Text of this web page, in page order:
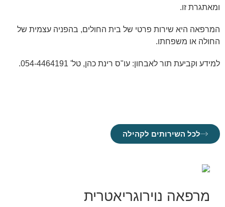
לכל השירותים לקהילה
מרפאה נוירוגריאטרית
ומאתגרת זו.
המרפאה היא שירות פרטי של בית החולים, בהפניה עצמית של
החולה או משפחתו.
למידע וקביעת תור לאבחון: עו"ס רינת כהן, טל' 054-4464191.